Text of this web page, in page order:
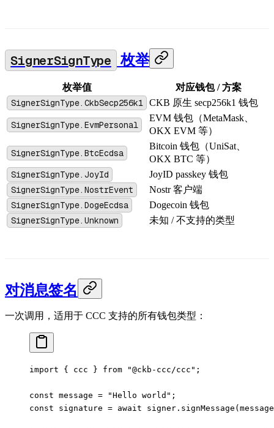
SignerSignType 枚举
枚举值 对应钱包 / 方案
SignerSignType.CkbSecp256k1 CKB 原生 secp256k1 钱包
SignerSignType.EvmPersonal
EVM 钱包（MetaMask、
OKX EVM 等）
SignerSignType.BtcEcdsa
Bitcoin 钱包（UniSat、
OKX BTC 等）
SignerSignType.JoyId JoyID passkey 钱包
SignerSignType.NostrEvent Nostr 客户端
SignerSignType.DogeEcdsa Dogecoin 钱包
SignerSignType.Unknown 未知 / 不支持的类型
对消息签名
一次调用，适用于 CCC 支持的所有钱包类型：
import { ccc } from "@ckb-ccc/ccc" ;
const message = "Hello world" ;
const signature = await signer. signMessage